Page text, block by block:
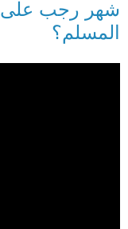
شهر رجب على
المسلم؟